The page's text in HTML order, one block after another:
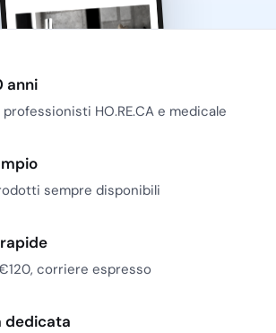
anni
HO.RE.CA e medicale
sempre disponibili
corriere espresso
dedicata